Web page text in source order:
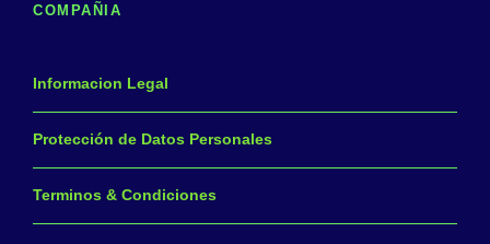
COMPAÑIA
Informacion Legal
Protección de Datos Personales
Terminos & Condiciones